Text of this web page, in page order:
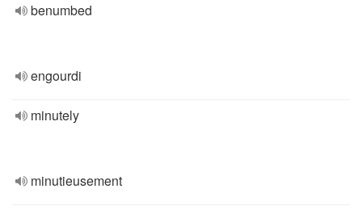
benumbed
engourdi
minutely
minutieusement